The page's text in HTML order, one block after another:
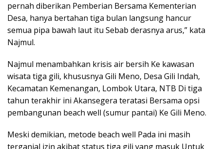
pernah diberikan Pemberian Bersama Kementerian
Desa, hanya bertahan tiga bulan langsung hancur
semua pipa bawah laut itu Sebab derasnya arus,” kata
Najmul.
Najmul menambahkan krisis air bersih Ke kawasan
wisata tiga gili, khususnya Gili Meno, Desa Gili Indah,
Kecamatan Kemenangan, Lombok Utara, NTB Di tiga
tahun terakhir ini Akansegera teratasi Bersama opsi
pembangunan beach well (sumur pantai) Ke Gili Meno.
Meski demikian, metode beach well Pada ini masih
terganjal izin akibat status tiga gili yang masuk Untuk